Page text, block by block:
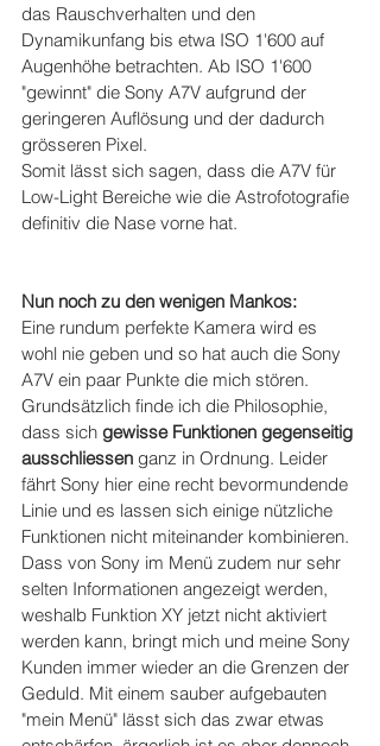
das Rauschverhalten und den
Dynamikunfang bis etwa ISO 1'600 auf
Augenhöhe betrachten. Ab ISO 1'600
"gewinnt" die Sony A7V aufgrund der
geringeren Auflösung und der dadurch
grösseren Pixel.
Somit lässt sich sagen, dass die A7V für
Low-Light Bereiche wie die Astrofotografie
definitiv die Nase vorne hat.
Nun noch zu den wenigen Mankos:
Eine rundum perfekte Kamera wird es
wohl nie geben und so hat auch die Sony
A7V ein paar Punkte die mich stören.
Grundsätzlich finde ich die Philosophie,
dass sich gewisse Funktionen gegenseitig
ausschliessen ganz in Ordnung. Leider
fährt Sony hier eine recht bevormundende
Linie und es lassen sich einige nützliche
Funktionen nicht miteinander kombinieren.
Dass von Sony im Menü zudem nur sehr
selten Informationen angezeigt werden,
weshalb Funktion XY jetzt nicht aktiviert
werden kann, bringt mich und meine Sony
Kunden immer wieder an die Grenzen der
Geduld. Mit einem sauber aufgebauten
"mein Menü" lässt sich das zwar etwas